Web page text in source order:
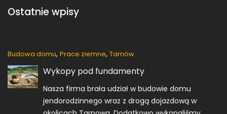
Ostatnie wpisy
Budowa domu, Prace ziemne, Tarnów
Wykopy pod fundamenty
Nasza firma brała udział w budowie domu
jendorodzinnego wraz z drogą dojazdową w